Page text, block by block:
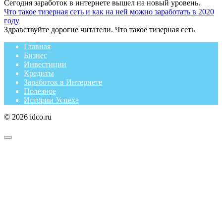
Сегодня заработок в интернете вышел на новый уровень.
Что такое тизерная сеть и как на ней можно заработать в 2020
году
Здравствуйте дорогие читатели. Что такое тизерная сеть
Главная
Бизнес
Инвестиции
Кредиты
Заработок в Интернете
Полезное
Истории Успеха
© 2026 idco.ru